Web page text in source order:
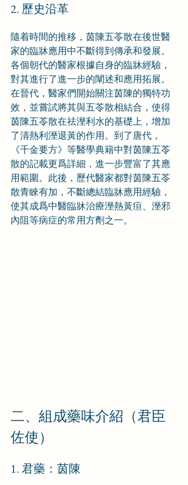
2. 歷史沿革
隨着時間的推移，茵陳五苓散在後世醫
家的臨牀應用中不斷得到傳承和發展。
各個朝代的醫家根據自身的臨牀經驗，
對其進行了進一步的闡述和應用拓展。
在晉代，醫家們開始關注茵陳的獨特功
效，並嘗試將其與五苓散相結合，使得
茵陳五苓散在祛溼利水的基礎上，增加
了清熱利溼退黃的作用。到了唐代，
《千金要方》等醫學典籍中對茵陳五苓
散的記載更爲詳細，進一步豐富了其應
用範圍。此後，歷代醫家都對茵陳五苓
散青睞有加，不斷總結臨牀應用經驗，
使其成爲中醫臨牀治療溼熱黃疸、溼邪
內阻等病症的常用方劑之一。
二、組成藥味介紹（君臣
佐使）
1. 君藥：茵陳